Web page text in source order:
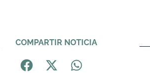
COMPARTIR NOTICIA